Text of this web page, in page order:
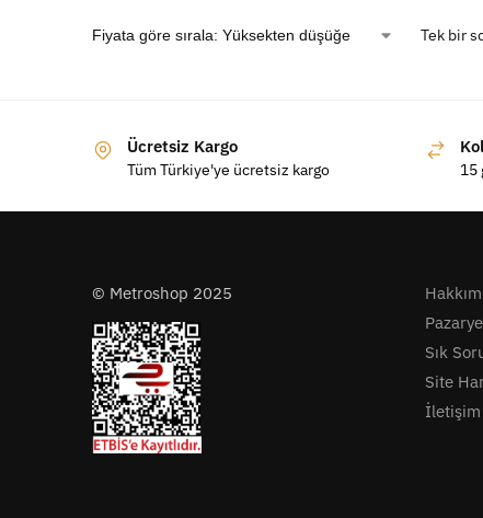
Tek bir
Ücretsiz Kargo
Tüm Türkiye'ye ücretsiz kargo 15
© Metroshop 2025
Sık
Site
İletişim